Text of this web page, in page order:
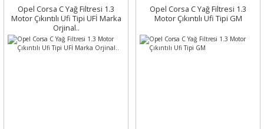
Opel Corsa C Yağ Filtresi 1.3
Motor Çıkıntılı Ufi Tipi UFİ Marka
Orjinal..
Opel Corsa C Yağ Filtresi 1.3
Motor Çıkıntılı Ufi Tipi GM